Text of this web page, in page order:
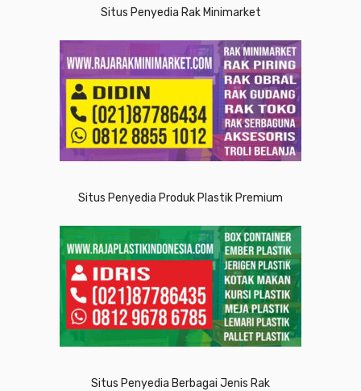
Situs Penyedia Rak Minimarket
Situs Penyedia Produk Plastik Premium
Situs Penyedia Berbagai Jenis Rak